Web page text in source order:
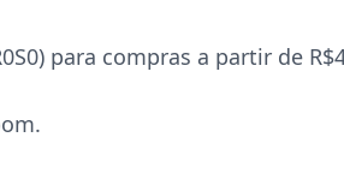
para compras a partir de